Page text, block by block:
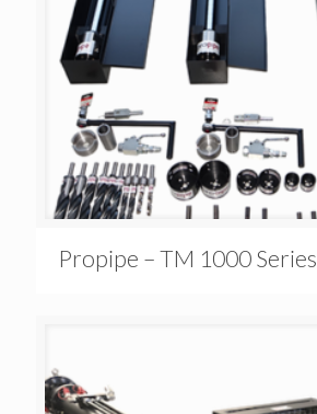
Propipe – TM 1000 Series